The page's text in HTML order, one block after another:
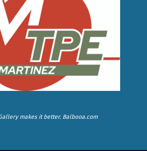
makes it better. Balbooa.com